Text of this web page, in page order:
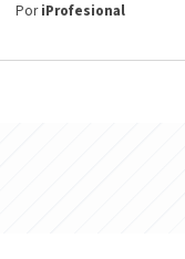
PoriProfesional